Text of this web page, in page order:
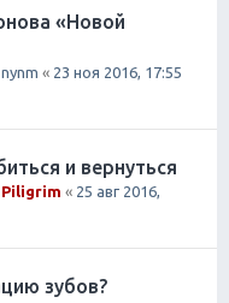
«Новой
nynm « 23 ноя 2016, 17:55
и вернуться
Piligrim « 25 авг 2016,
зубов?